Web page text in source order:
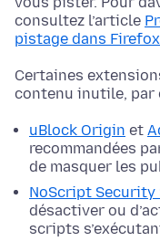
consultez l’article
pistage dans
Certaines
contenu inutile, par
uBlock Origin et
recommandées
de masquer les
NoScript Security
désactiver ou
scripts